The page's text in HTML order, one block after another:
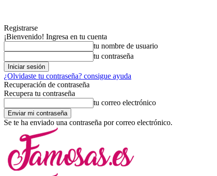
Registrarse
¡Bienvenido! Ingresa en tu cuenta
tu nombre de usuario
tu contraseña
¿Olvidaste tu contraseña? consigue ayuda
Recuperación de contraseña
Recupera tu contraseña
tu correo electrónico
Se te ha enviado una contraseña por correo electrónico.